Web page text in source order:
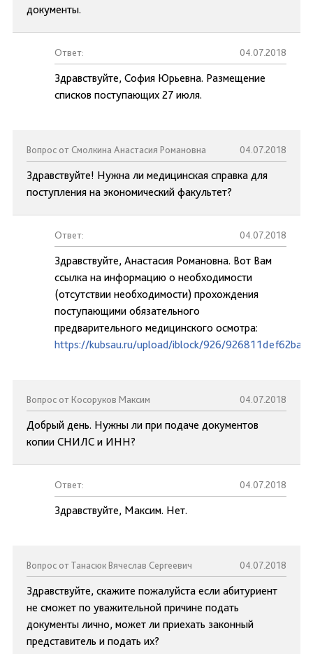
документы.
Ответ: 04.07.2018
Здравствуйте, София Юрьевна. Размещение
списков поступающих 27 июля.
Вопрос от Смолкина Анастасия Романовна 04.07.2018
Здравствуйте! Нужна ли медицинская справка для
поступления на экономический факультет?
Ответ: 04.07.2018
Здравствуйте, Анастасия Романовна. Вот Вам
ссылка на информацию о необходимости
(отсутствии необходимости) прохождения
поступающими обязательного
предварительного медицинского осмотра:
https://kubsau.ru/upload/iblock/926/
Вопрос от Косоруков Максим 04.07.2018
Добрый день. Нужны ли при подаче документов
копии СНИЛС и ИНН?
Ответ: 04.07.2018
Здравствуйте, Максим. Нет.
Вопрос от Танасюк Вячеслав Сергеевич 04.07.2018
Здравствуйте, скажите пожалуйста если абитуриент
не сможет по уважительной причине подать
документы лично, может ли приехать законный
представитель и подать их?